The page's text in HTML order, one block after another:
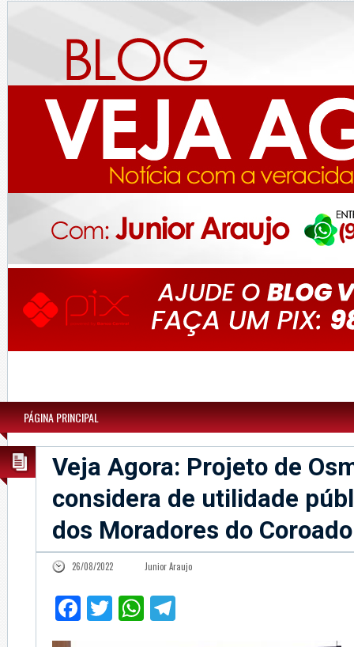
PÁGINA PRINCIPAL
Veja Agora: Projeto de
considera de utilidade
dos Moradores do Coroado
26/08/2022 Junior Araujo
Facebook
TwitterWhatsApp